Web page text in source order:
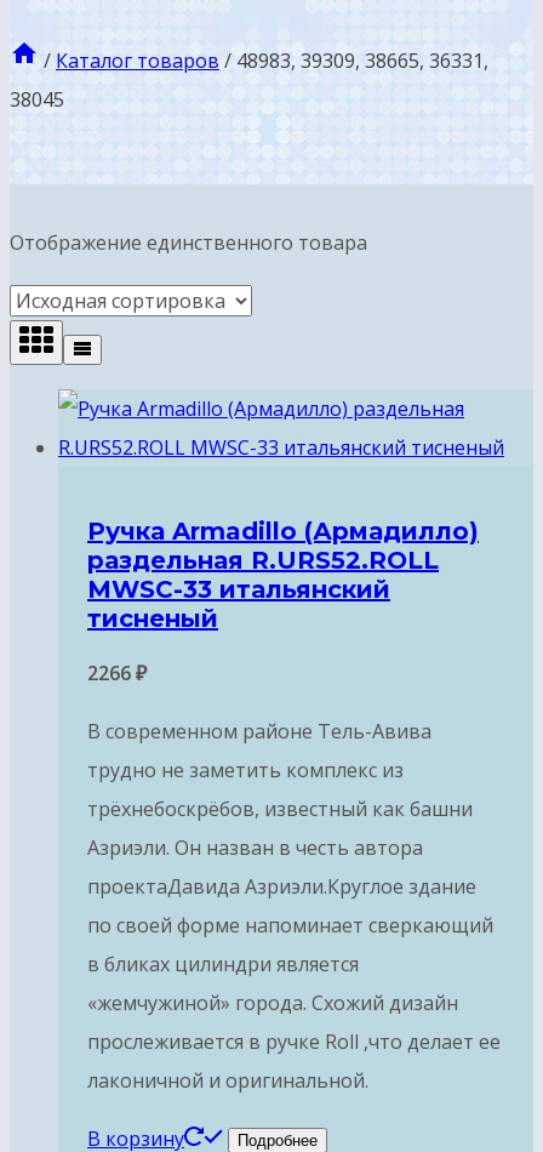
/ Каталог товаров / 48983, 39309, 38665, 36331,
38045
Отображение единственного товара
Ручка Armadillo (Армадилло)
раздельная R.URS52.ROLL
MWSC-33 итальянский
тисненый
2266₽
В современном районе Тель-Авива
трудно не заметить комплекс из
трёхнебоскрёбов, известный как башни
Азриэли. Он назван в честь автора
проектаДавида Азриэли.Круглое здание
по своей форме напоминает сверкающий
в бликах цилиндри является
«жемчужиной» города. Схожий дизайн
прослеживается в ручке Roll ,что делает ее
лаконичной и оригинальной.
В корзину Подробнее